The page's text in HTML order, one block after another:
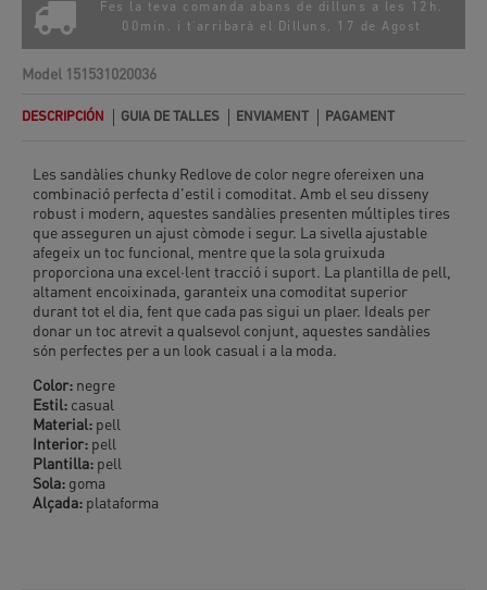
Fes la teva comanda abans de dilluns a les 12h.
00min. i t'arribarà el
Dilluns, 17 de Agost
Model 151531020036
DESCRIPCIÓN GUIA DE TALLES ENVIAMENT PAGAMENT
Les sandàlies chunky Redlove de color negre ofereixen una
combinació perfecta d'estil i comoditat. Amb el seu disseny
robust i modern, aquestes sandàlies presenten múltiples tires
que asseguren un ajust còmode i segur. La sivella ajustable
afegeix un toc funcional, mentre que la sola gruixuda
proporciona una excel·lent tracció i suport. La plantilla de pell,
altament encoixinada, garanteix una comoditat superior
durant tot el dia, fent que cada pas sigui un plaer. Ideals per
donar un toc atrevit a qualsevol conjunt, aquestes sandàlies
són perfectes per a un look casual i a la moda.
Color: negre
Estil: casual
Material: pell
Interior: pell
Plantilla: pell
Sola: goma
Alçada: plataforma